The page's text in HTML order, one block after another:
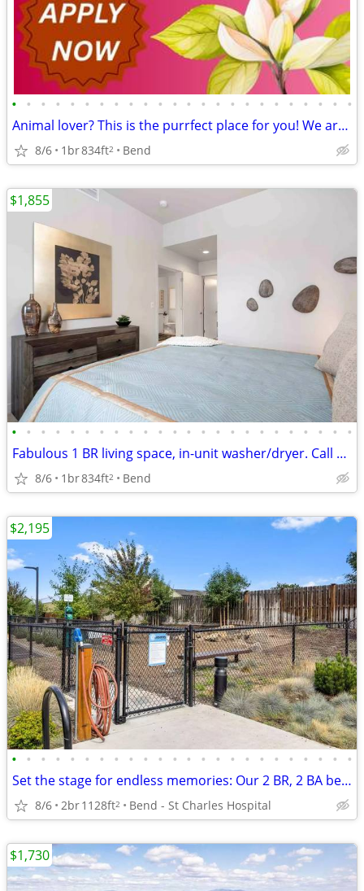
• • • • • • • • • • • • • • • • • • • • • • • •
Animal lover? This is the purrfect place for you! We are pet friendly!
8/6 1br834ft2 Bend
• • • • • • • • • • • • • • • • • • • • • • • •
Fabulous 1 BR living space, in-unit washer/dryer. Call us today!
8/6 1br834ft2 Bend
$1,855
• • • • • • • • • • • • • • • • • • • • • • • •
Set the stage for endless memories: Our 2 BR, 2 BA beckons!
8/6 2br1128ft2 Bend - St Charles Hospital
$2,195
$1,730